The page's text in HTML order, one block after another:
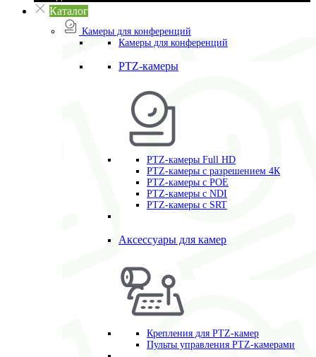
Каталог
Камеры для конференций
Камеры для конференций
PTZ-камеры
PTZ-камеры Full HD
PTZ-камеры с разрешением 4К
PTZ-камеры с POE
PTZ-камеры c NDI
PTZ-камеры с SRT
Аксессуары для камер
Крепления для PTZ-камер
Пульты управления PTZ-камерами